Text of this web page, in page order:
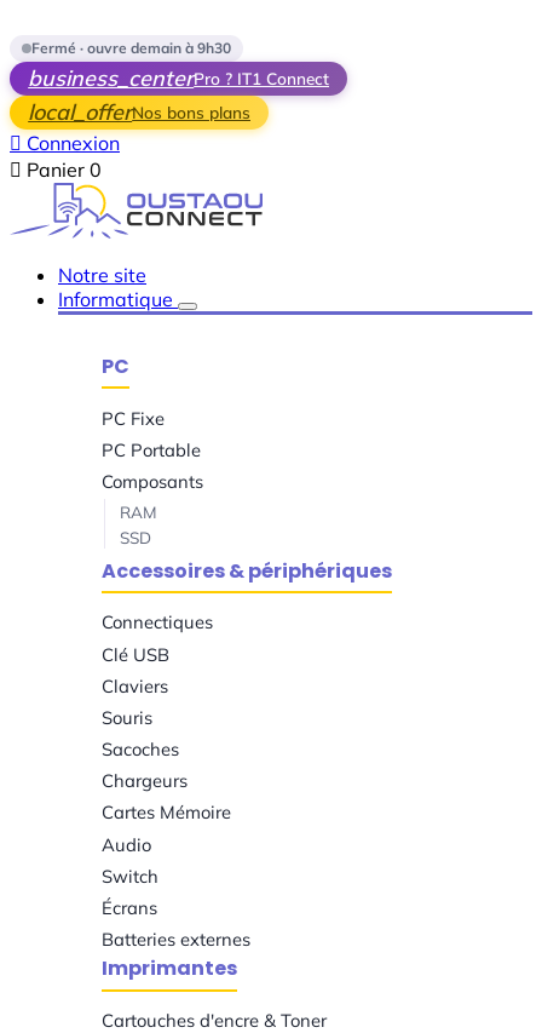
Fermé · ouvre demain à 9h30
business_centerPro ? IT1 Connect
local_offerNos bons plans
 Connexion
 Panier 0
Notre site
Informatique
PC
PC Fixe
PC Portable
Composants
RAM
SSD
Accessoires & périphériques
Connectiques
Clé USB
Claviers
Souris
Sacoches
Chargeurs
Cartes Mémoire
Audio
Switch
Écrans
Batteries externes
Imprimantes
Cartouches d'encre & Toner